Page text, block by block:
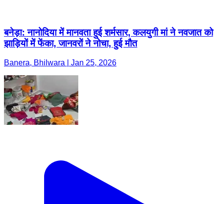
बनेड़ा: नानोदिया में मानवता हुई शर्मसार, कलयुगी मां ने नवजात को
झाड़ियों में फेंका, जानवरों ने नोचा, हुई मौत
Banera, Bhilwara | Jan 25, 2026